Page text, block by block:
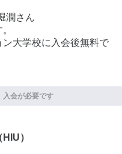
潤さん
大学校に入会後無料で
入会が必要です
）